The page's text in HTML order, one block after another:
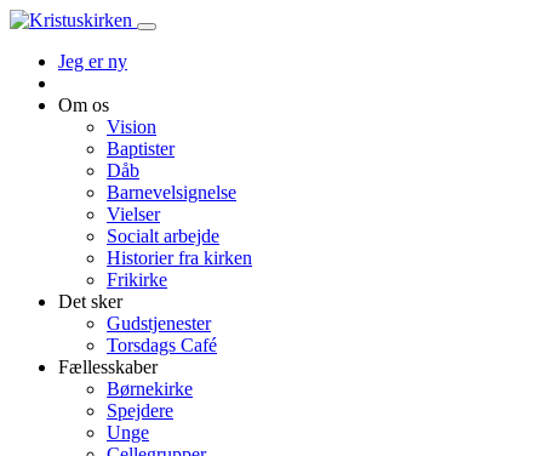
Jeg er ny
Om os
Vision
Baptister
Dåb
Barnevelsignelse
Vielser
Socialt arbejde
Historier fra kirken
Frikirke
Det sker
Gudstjenester
Torsdags Café
Fællesskaber
Børnekirke
Spejdere
Unge